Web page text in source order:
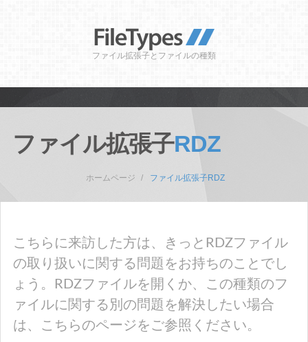
ファイル拡張子とファイルの種類
ファイル拡張子RDZ
ホームページ ファイル拡張子RDZ
こちらに来訪した方は、きっとRDZファイル
の取り扱いに関する問題をお持ちのことでし
ょう。RDZファイルを開くか、この種類のフ
ァイルに関する別の問題を解決したい場合
は、こちらのページをご参照ください。